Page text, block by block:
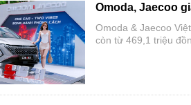
Omoda, Jaecoo
Omoda & Jaecoo
còn từ 469,1 triệu